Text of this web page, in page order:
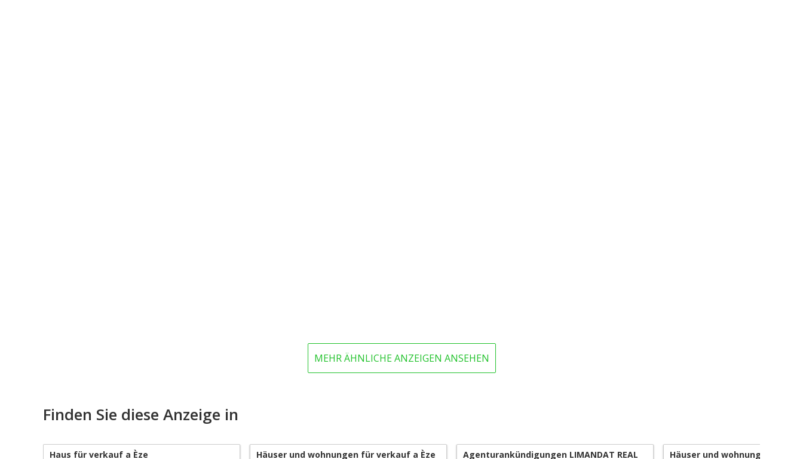
MEHR ÄHNLICHE ANZEIGEN ANSEHEN
Finden Sie diese Anzeige in
Haus für verkauf a Èze Häuser und wohnungen für verkauf a Èze Agenturankündigungen LIMANDAT REAL Häuser und wohnungen mit